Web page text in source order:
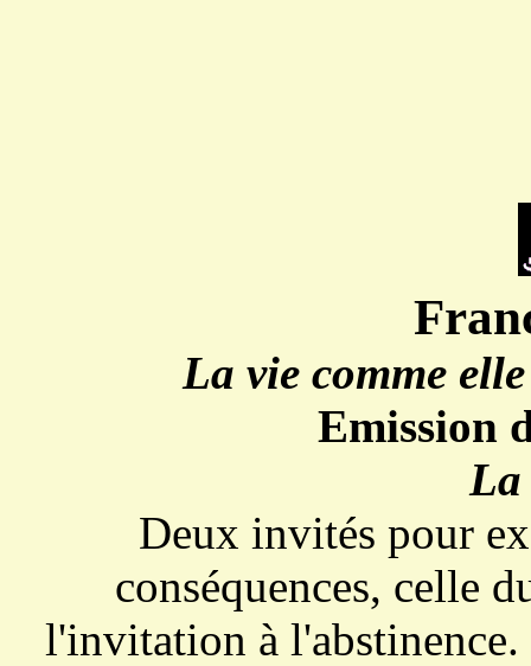
La vie comme
Emission
La
Deux invités pour
conséquences, celle
l'invitation à